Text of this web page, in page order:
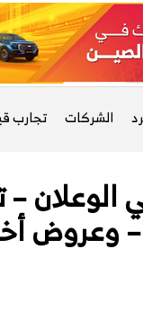
الشركات تجارب
–
أخرى